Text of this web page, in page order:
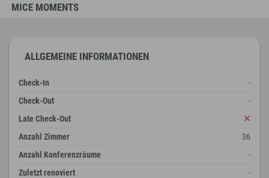
MICE MOMENTS
ALLGEMEINE INFORMATIONEN
Check-In
-
Check-Out
-
Late Check-Out
Anzahl Zimmer
36
Anzahl Konferenzräume
-
Zuletzt renoviert
-